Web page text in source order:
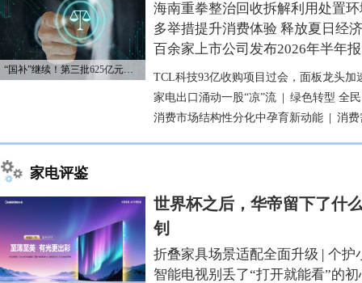
“国补”继续！第三批625亿元资金已下达
海南重拳整治回收拆解利用处置
多举措提升消费体验 释放夏日经
百余家上市公司发布2026年半年报
TCL科技93亿收购项目过会，面板龙头加
家电出口涌动一股“凉”流
绿色转型 全
消费市场结构性分化中孕育新动能
消费
家电评鉴
世界杯之后，华帝留下了什
钊
折叠家具场景适配全面升级 | 个护
智能电视别丢了“打开就能看”的初